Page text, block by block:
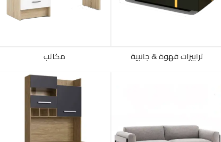
ترابيزات قهوة & جانبية مكاتب